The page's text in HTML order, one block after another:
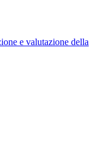
e valutazione della